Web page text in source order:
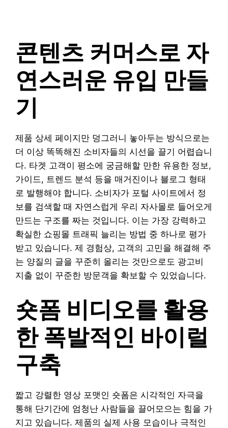
콘텐츠 커머스로 자
연스러운 유입 만들
기
제품 상세 페이지만 덩그러니 놓아두는 방식으로는
더 이상 똑똑해진 소비자들의 시선을 끌기 어렵습니
다. 타겟 고객이 평소에 궁금해할 만한 유용한 정보,
가이드, 트렌드 분석 등을 매거진이나 블로그 형태
로 발행해야 합니다. 소비자가 포털 사이트에서 정
보를 검색할 때 자연스럽게 우리 자사몰로 들어오게
만드는 구조를 짜는 것입니다. 이는 가장 강력하고
확실한 쇼핑몰 트래픽 늘리는 방법 중 하나로 평가
받고 있습니다. 제 경험상, 고객의 고민을 해결해 주
는 양질의 글을 꾸준히 올리는 것만으로도 광고비
지출 없이 꾸준한 방문객을 확보할 수 있었습니다.
숏폼 비디오를 활용
한 폭발적인 바이럴
구축
짧고 강렬한 영상 포맷인 숏폼은 시각적인 자극을
통해 단기간에 엄청난 사람들을 끌어모으는 힘을 가
지고 있습니다. 제품의 실제 사용 모습이나 극적인